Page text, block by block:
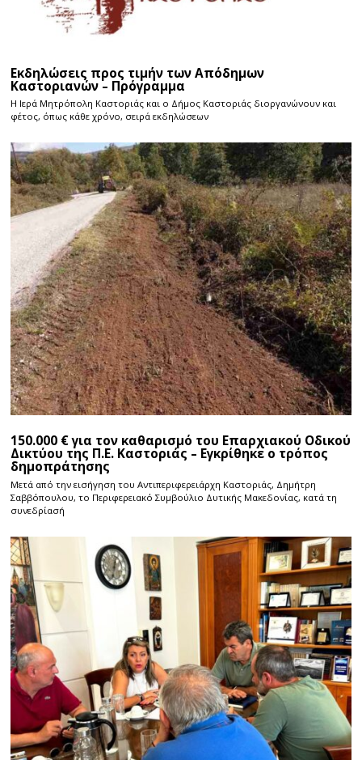
Εκδηλώσεις προς τιμήν των Απόδημων
Καστοριανών – Πρόγραμμα
Η Ιερά Μητρόπολη Καστοριάς και ο Δήμος Καστοριάς διοργανώνουν και
φέτος, όπως κάθε χρόνο, σειρά εκδηλώσεων
150.000 € για τον καθαρισμό του Επαρχιακού Οδικού
Δικτύου της Π.Ε. Καστοριάς – Εγκρίθηκε ο τρόπος
δημοπράτησης
Μετά από την εισήγηση του Αντιπεριφερειάρχη Καστοριάς, Δημήτρη
Σαββόπουλου, το Περιφερειακό Συμβούλιο Δυτικής Μακεδονίας, κατά τη
συνεδρίασή